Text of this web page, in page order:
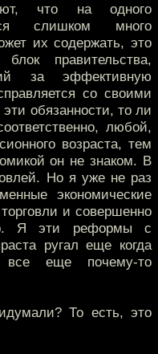
что на одного
слишком много
их содержать, это
правительства,
за эффективную
со своими
обязанности, то ли
любой,
возраста, тем
он не знаком. В
Но я уже не раз
экономические
и совершенно
Я эти реформы с
ругал еще когда
еще почему-то
То есть, это